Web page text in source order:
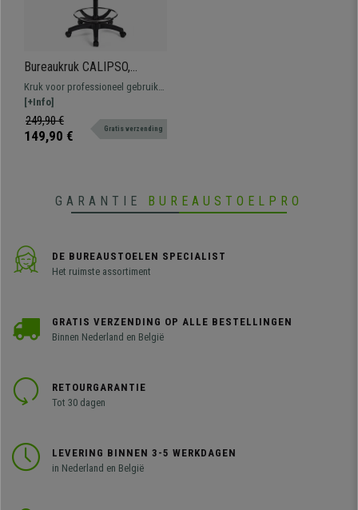
Bureaukruk CALIPSO,
Zonder Armleuningen,
Verstelbare Rugleuning,
Dikke Vulling, in Blauwe Stof
Kruk voor professioneel gebruik
zonder armleuningen bekleed met
stof. Verstelbaar, met voetsteun,
resistent en comfortabel.
[+Info]
249,90 €
149,90 € Gratis verzending
GARANTIE BUREAUSTOELPRO
DE BUREAUSTOELEN SPECIALIST
Het ruimste assortiment
GRATIS VERZENDING OP ALLE BESTELLINGEN
Binnen Nederland en België
RETOURGARANTIE
Tot 30 dagen
LEVERING BINNEN 3-5 WERKDAGEN
in Nederland en België